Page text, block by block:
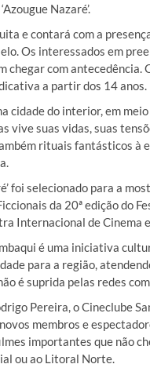
Nazaré’.
e contará com a
Os interessados em
chegar com antecedência.
a partir dos 14 anos.
cidade do interior, em
vive suas vidas, suas
rituais fantásticos à
foi selecionado para a
da 20ª edição do
Internacional de Cinema
é uma iniciativa
para a região,
é suprida pelas redes
Pereira, o Cineclube
membros e
importantes que não
ou ao Litoral Norte.